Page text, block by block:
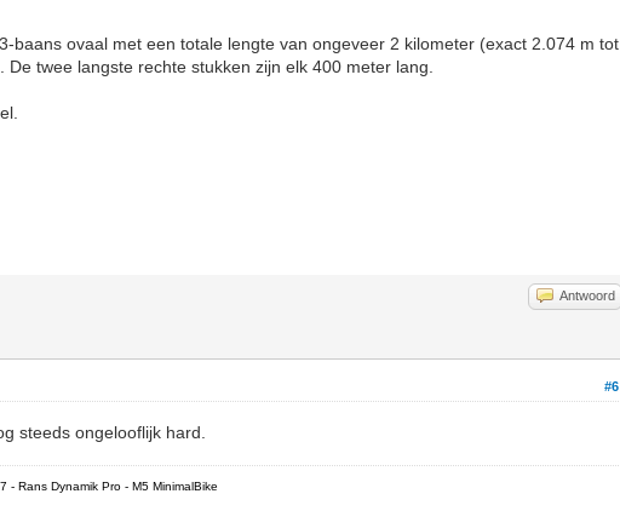
baans ovaal met een totale lengte van ongeveer 2 kilometer (exact 2.074 m tot
twee langste rechte stukken zijn elk 400 meter lang.
Antwoord
#6
steeds ongelooflijk hard.
- Rans Dynamik Pro - M5 MinimalBike